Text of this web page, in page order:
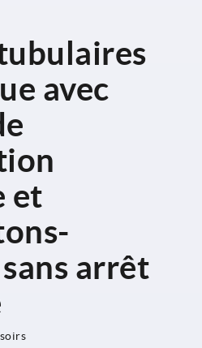
avec
et
arrêt